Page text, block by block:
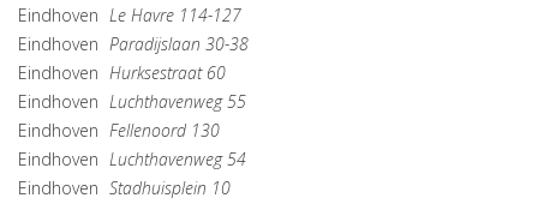
Eindhoven Le Havre 114-127
Eindhoven Paradijslaan 30-38
Eindhoven Hurksestraat 60
Eindhoven Luchthavenweg 55
Eindhoven Fellenoord 130
Eindhoven Luchthavenweg 54
Eindhoven Stadhuisplein 10